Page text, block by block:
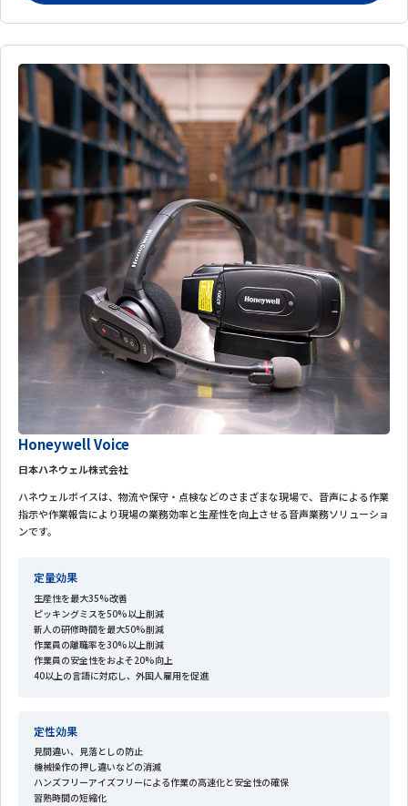
Honeywell Voice
日本ハネウェル株式会社
ハネウェルボイスは、物流や保守・点検などのさまざまな現場で、音声による作業
指示や作業報告により現場の業務効率と生産性を向上させる音声業務ソリューショ
ンです。
定量効果
生産性を最大35%改善
ピッキングミスを50%以上削減
新人の研修時間を最大50%削減
作業員の離職率を30%以上削減
作業員の安全性をおよそ20%向上
40以上の言語に対応し、外国人雇用を促進
定性効果
見間違い、見落としの防止
機械操作の押し違いなどの消滅
ハンズフリーアイズフリーによる作業の高速化と安全性の確保
習熟時間の短縮化